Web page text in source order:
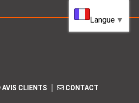
AVIS CLIENTS CONTACT
Langue ▼